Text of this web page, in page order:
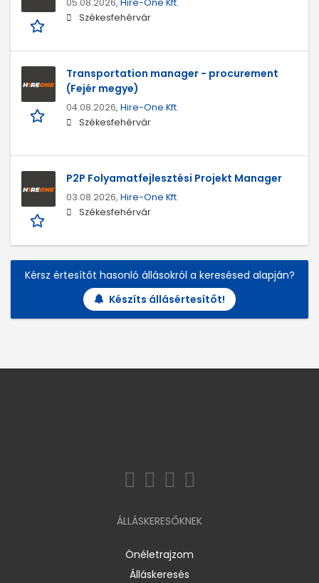
05.08.2026, Hire-One Kft.
Székesfehérvár
Transportation manager - procurement
(Fejér megye)
04.08.2026, Hire-One Kft.
Székesfehérvár
P2P Folyamatfejlesztési Projekt Manager
03.08.2026, Hire-One Kft.
Székesfehérvár
Kérsz értesítőt hasonló állásokról a keresésed alapján?
Készíts állásértesítőt!
ÁLLÁSKERESŐKNEK
Önéletrajzom
Álláskeresés